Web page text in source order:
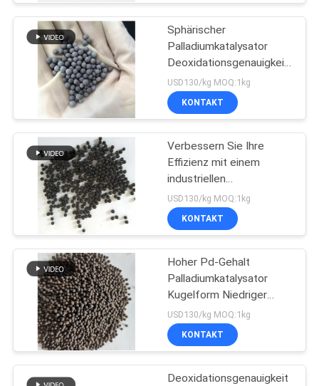
ANGEBOT
ANFORDERN
SITEMAP
PRIVACY
POLICY
Sphärischer
Palladiumkatalysator
Deoxidationsgenauigkeit
≤ 5,0 ppm 0,1% - 5,0% Pd
Chemische
Reaktionsbeschleuniger
USD130/kg MOQ:1kg
KONTAKT
Verbessern Sie Ihre
Effizienz mit einem
industriellen
Palladiumkatalysator
USD130/kg MOQ:1kg
KONTAKT
Hoher Pd-Gehalt
Palladiumkatalysator
Kugelform Niedriger
Sauerstoff-
Synthesegehalt 25
kg/Tasche
USD130/kg MOQ:1kg
KONTAKT
Deoxidationsgenauigkeit